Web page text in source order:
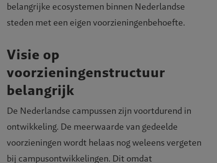
belangrijke ecosystemen binnen Nederlandse
steden met een eigen voorzieningenbehoefte.
Visie op
voorzieningenstructuur
belangrijk
De Nederlandse campussen zijn voortdurend in
ontwikkeling. De meerwaarde van gedeelde
voorzieningen wordt helaas nog weleens vergeten
bij campusontwikkelingen. Dit omdat